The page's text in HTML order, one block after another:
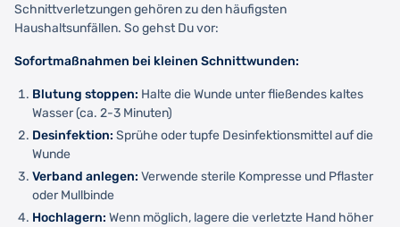
Schnittverletzungen gehören zu den häufigsten
Haushaltsunfällen. So gehst Du vor:
Sofortmaßnahmen bei kleinen Schnittwunden:
Blutung stoppen: Halte die Wunde unter fließendes kaltes
Wasser (ca. 2-3 Minuten)
Desinfektion: Sprühe oder tupfe Desinfektionsmittel auf die
Wunde
Verband anlegen: Verwende sterile Kompresse und Pflaster
oder Mullbinde
Hochlagern: Wenn möglich, lagere die verletzte Hand höher